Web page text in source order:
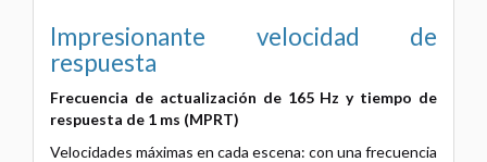
Impresionante velocidad de
respuesta
Frecuencia de actualización de 165 Hz y tiempo de
respuesta de 1 ms (MPRT)
Velocidades máximas en cada escena: con una frecuencia